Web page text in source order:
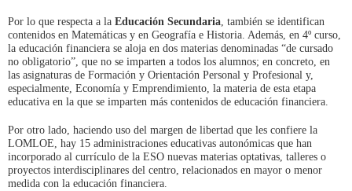
Por lo que respecta a la Educación Secundaria , también se identifican
contenidos en Matemáticas y en Geografía e Historia. Además, en 4º curso,
la educación financiera se aloja en dos materias denominadas “de cursado
no obligatorio”, que no se imparten a todos los alumnos; en concreto, en
las asignaturas de Formación y Orientación Personal y Profesional y,
especialmente, Economía y Emprendimiento, la materia de esta etapa
educativa en la que se imparten más contenidos de educación financiera.
Por otro lado, haciendo uso del margen de libertad que les confiere la
LOMLOE, hay 15 administraciones educativas autonómicas que han
incorporado al currículo de la ESO nuevas materias optativas, talleres o
proyectos interdisciplinares del centro, relacionados en mayor o menor
medida con la educación financiera.